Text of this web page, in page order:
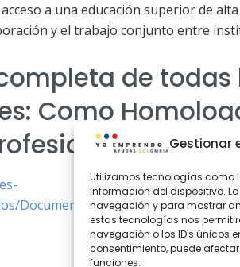
Gestionar
Utilizamos tecnologías como
información del dispositivo.
navegación y para mostrar
estas tecnologías nos
navegación o los ID's únicos
consentimiento, puede
funciones.
a una educación superior de
y el trabajo conjunto entre
de todas
Como
Documents/